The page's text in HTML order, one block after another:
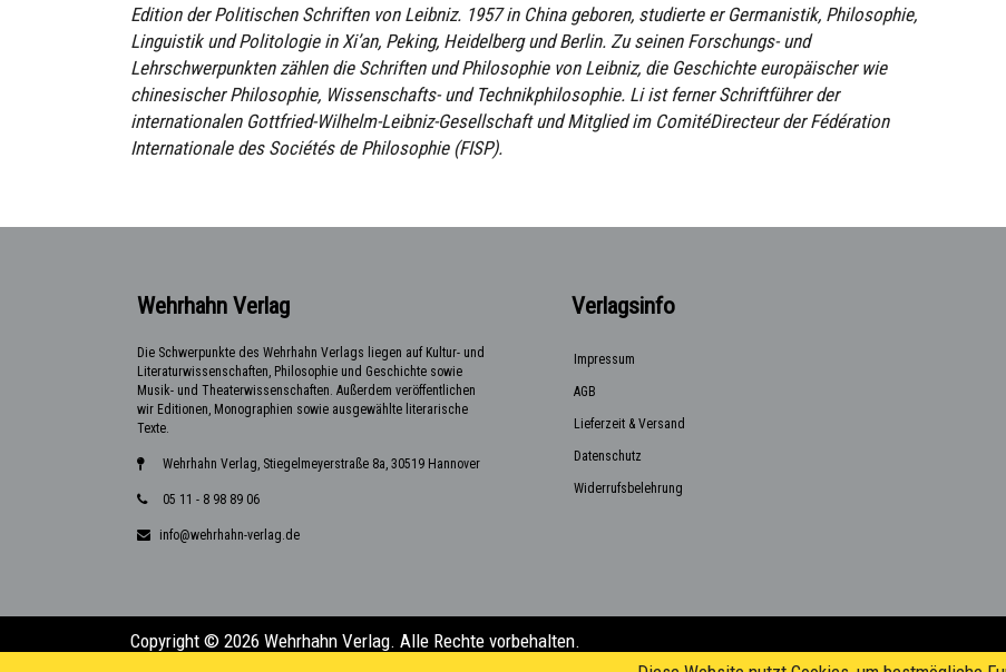
Edition der Politischen Schriften von Leibniz. 1957 in China geboren, studierte er Germanistik, Philosophie,
Linguistik und Politologie in Xi’an, Peking, Heidelberg und Berlin. Zu seinen Forschungs- und
Lehrschwerpunkten zählen die Schriften und Philosophie von Leibniz, die Geschichte europäischer wie
chinesischer Philosophie, Wissenschafts- und Technikphilosophie. Li ist ferner Schriftführer der
internationalen Gottfried-Wilhelm-Leibniz-Gesellschaft und Mitglied im ComitéDirecteur der Fédération
Internationale des Sociétés de Philosophie (FISP).
Wehrhahn Verlag
Die Schwerpunkte des Wehrhahn Verlags liegen auf Kultur- und
Literaturwissenschaften, Philosophie und Geschichte sowie
Musik- und Theaterwissenschaften. Außerdem veröffentlichen
wir Editionen, Monographien sowie ausgewählte literarische
Texte.
Wehrhahn Verlag, Stiegelmeyerstraße 8a, 30519 Hannover
05 11 - 8 98 89 06
info@wehrhahn-verlag.de
Verlagsinfo
Impressum
AGB
Lieferzeit & Versand
Datenschutz
Widerrufsbelehrung
Copyright © 2026 Wehrhahn Verlag. Alle Rechte vorbehalten.